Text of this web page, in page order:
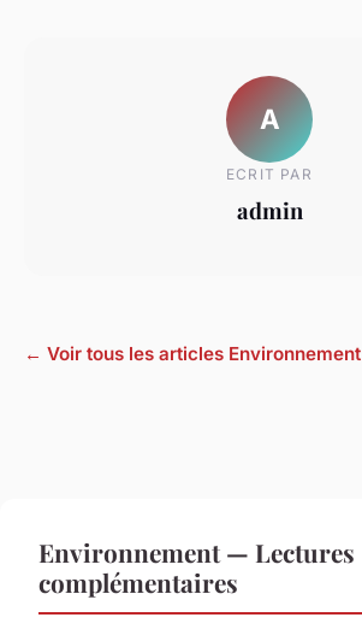
A
ECRIT PAR
admin
← Voir tous les articles Environnement
Environnement — Lectures
complémentaires